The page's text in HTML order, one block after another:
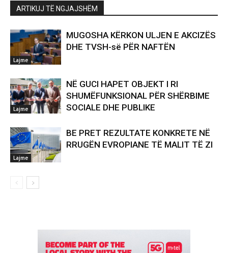
ARTIKUJ TË NGJAJSHËM
Lajme
MUGOSHA KËRKON ULJEN E AKCIZËS
DHE TVSH-së PËR NAFTËN
Lajme
NË GUCI HAPET OBJEKT I RI
SHUMËFUNKSIONAL PËR SHËRBIME
SOCIALE DHE PUBLIKE
Lajme
BE PRET REZULTATE KONKRETE NË
RRUGËN EVROPIANE TË MALIT TË ZI